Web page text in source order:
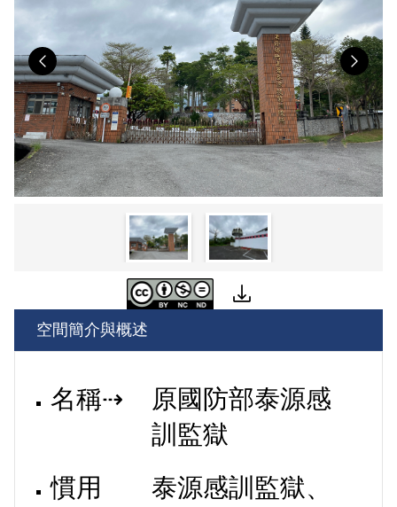
意見信箱
Previous
空間簡介與概述
名稱⇢
原國防部泰源感
訓監獄
慣用
泰源感訓監獄、